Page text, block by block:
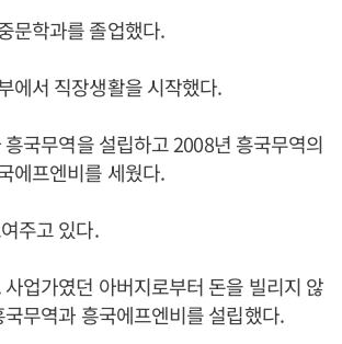
문학과를 졸업했다.
에서 직장생활을 시작했다.
국무역을 설립하고 2008년 흥국무역의
에프엔비를 세웠다.
주고 있다.
업가였던 아버지로부터 돈을 빌리지 않
무역과 흥국에프엔비를 설립했다.